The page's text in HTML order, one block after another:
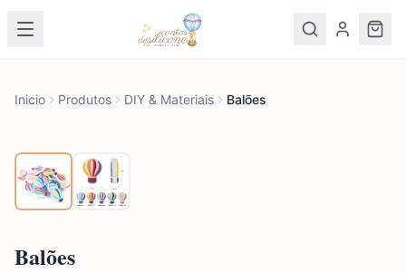
Inicio Produtos DIY & Materiais Balões
Balões